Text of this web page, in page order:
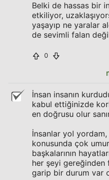
Belki de hassas bir
etkiliyor,
yaşayıp ne yaralar
de sevimli falan
0
İnsan insanın
kabul ettiğinizde
en doğrusu olur
İnsanlar yol
konusunda çok
başkalarının
her şeyi gereğinden
garip bir durum var